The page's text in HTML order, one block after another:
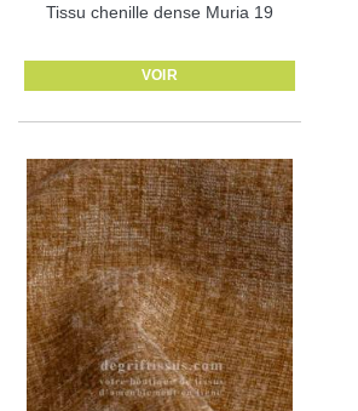
Tissu chenille dense Muria 19
VOIR